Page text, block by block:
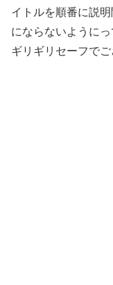
イトルを順番に説
にならないように
ギリギリセーフでご